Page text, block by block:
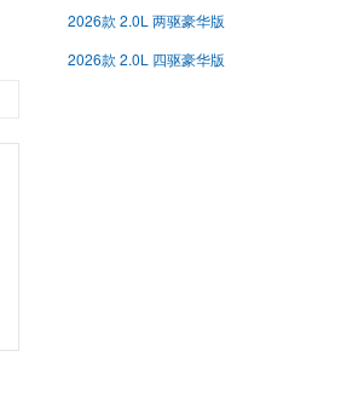
2026款 2.0L 两驱豪华版
2026款 2.0L 四驱豪华版